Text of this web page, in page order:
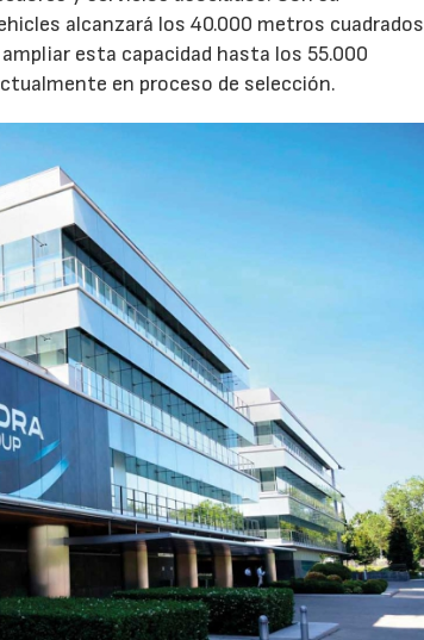
alcanzará los 40.000 metros cuadrados
esta capacidad hasta los 55.000
en proceso de selección.